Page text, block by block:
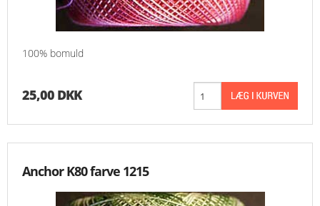
100% bomuld
25,00 DKK
Anchor K80 farve 1215